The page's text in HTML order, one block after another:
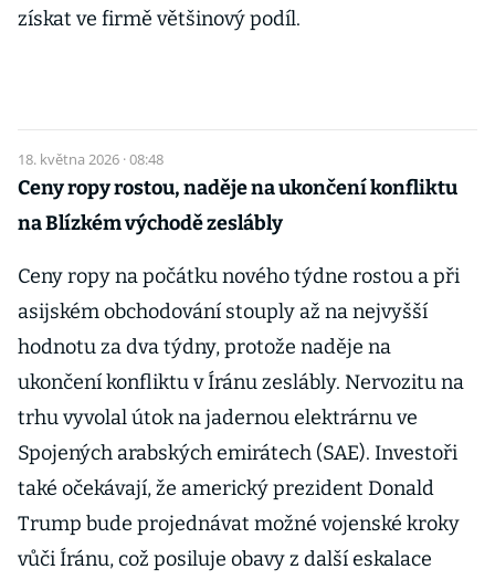
získat ve firmě většinový podíl.
18. května 2026 · 08:48
Ceny ropy rostou, naděje na ukončení konfliktu
na Blízkém východě zeslábly
Ceny ropy na počátku nového týdne rostou a při
asijském obchodování stouply až na nejvyšší
hodnotu za dva týdny, protože naděje na
ukončení konfliktu v Íránu zeslábly. Nervozitu na
trhu vyvolal útok na jadernou elektrárnu ve
Spojených arabských emirátech (SAE). Investoři
také očekávají, že americký prezident Donald
Trump bude projednávat možné vojenské kroky
vůči Íránu, což posiluje obavy z další eskalace